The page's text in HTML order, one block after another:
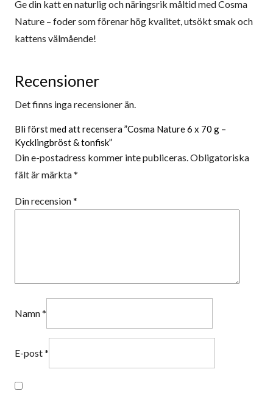
Ge din katt en naturlig och näringsrik måltid med Cosma
Nature – foder som förenar hög kvalitet, utsökt smak och
kattens välmående!
Recensioner
Det finns inga recensioner än.
Bli först med att recensera ”Cosma Nature 6 x 70 g –
Kycklingbröst & tonfisk”
Din e-postadress kommer inte publiceras.Obligatoriska
fält är märkta*
Din recension*
Namn*
E-post*